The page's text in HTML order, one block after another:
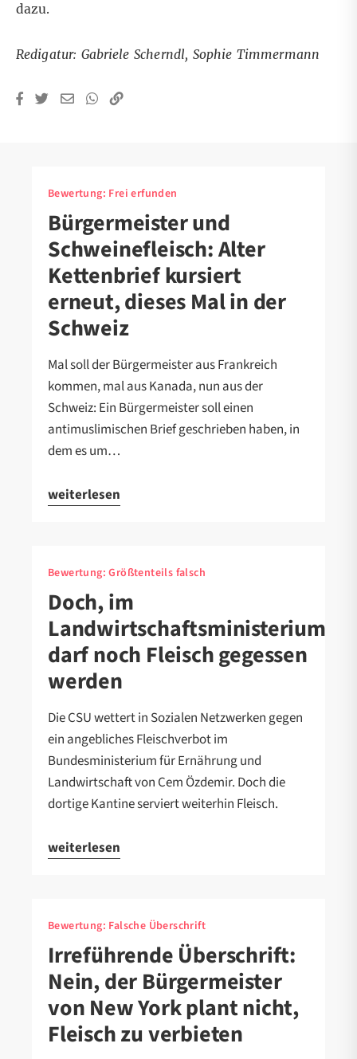
dazu.
Redigatur: Gabriele Scherndl, Sophie Timmermann
Bewertung: Frei erfunden
Bürgermeister und
Schweinefleisch: Alter
Kettenbrief kursiert
erneut, dieses Mal in der
Schweiz
Mal soll der Bürgermeister aus Frankreich
kommen, mal aus Kanada, nun aus der
Schweiz: Ein Bürgermeister soll einen
antimuslimischen Brief geschrieben haben, in
dem es um…
weiterlesen
Bewertung:Größtenteils falsch
Doch, im
Landwirtschaftsministerium
darf noch Fleisch gegessen
werden
Die CSU wettert in Sozialen Netzwerken gegen
ein angebliches Fleischverbot im
Bundesministerium für Ernährung und
Landwirtschaft von Cem Özdemir. Doch die
dortige Kantine serviert weiterhin Fleisch.
weiterlesen
Bewertung: Falsche Überschrift
Irreführende Überschrift:
Nein, der Bürgermeister
von New York plant nicht,
Fleisch zu verbieten